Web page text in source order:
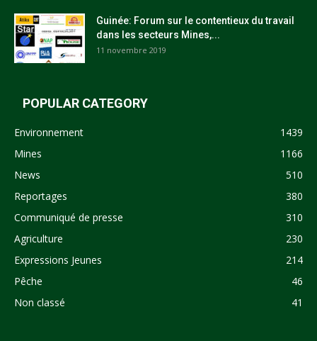
Guinée: Forum sur le contentieux du travail
dans les secteurs Mines,...
11 novembre 2019
POPULAR CATEGORY
Environnement
1439
Mines
1166
News
510
Reportages
380
Communiqué de presse
310
Agriculture
230
Expressions Jeunes
214
Pêche
46
Non classé
41